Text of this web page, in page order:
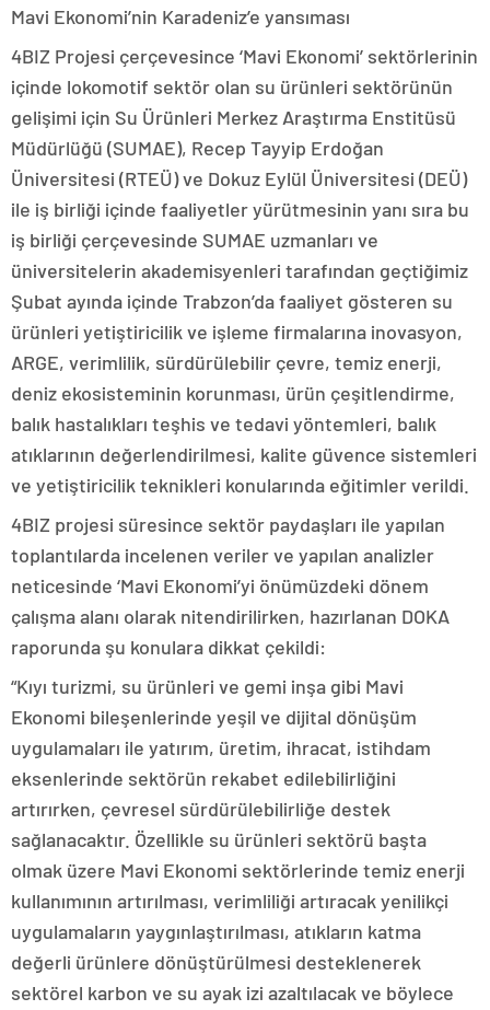
Mavi Ekonomi’nin Karadeniz’e yansıması
4BIZ Projesi çerçevesince ‘Mavi Ekonomi’ sektörlerinin
içinde lokomotif sektör olan su ürünleri sektörünün
gelişimi için Su Ürünleri Merkez Araştırma Enstitüsü
Müdürlüğü (SUMAE), Recep Tayyip Erdoğan
Üniversitesi (RTEÜ) ve Dokuz Eylül Üniversitesi (DEÜ)
ile iş birliği içinde faaliyetler yürütmesinin yanı sıra bu
iş birliği çerçevesinde SUMAE uzmanları ve
üniversitelerin akademisyenleri tarafından geçtiğimiz
Şubat ayında içinde Trabzon’da faaliyet gösteren su
ürünleri yetiştiricilik ve işleme firmalarına inovasyon,
ARGE, verimlilik, sürdürülebilir çevre, temiz enerji,
deniz ekosisteminin korunması, ürün çeşitlendirme,
balık hastalıkları teşhis ve tedavi yöntemleri, balık
atıklarının değerlendirilmesi, kalite güvence sistemleri
ve yetiştiricilik teknikleri konularında eğitimler verildi.
4BIZ projesi süresince sektör paydaşları ile yapılan
toplantılarda incelenen veriler ve yapılan analizler
neticesinde ‘Mavi Ekonomi’yi önümüzdeki dönem
çalışma alanı olarak nitendirilirken, hazırlanan DOKA
raporunda şu konulara dikkat çekildi:
“Kıyı turizmi, su ürünleri ve gemi inşa gibi Mavi
Ekonomi bileşenlerinde yeşil ve dijital dönüşüm
uygulamaları ile yatırım, üretim, ihracat, istihdam
eksenlerinde sektörün rekabet edilebilirliğini
artırırken, çevresel sürdürülebilirliğe destek
sağlanacaktır. Özellikle su ürünleri sektörü başta
olmak üzere Mavi Ekonomi sektörlerinde temiz enerji
kullanımının artırılması, verimliliği artıracak yenilikçi
uygulamaların yaygınlaştırılması, atıkların katma
değerli ürünlere dönüştürülmesi desteklenerek
sektörel karbon ve su ayak izi azaltılacak ve böylece